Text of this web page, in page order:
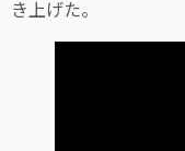
き上げた。